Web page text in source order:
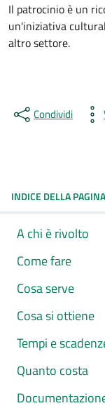
Il patrocinio è un
un'iniziativa
altro settore..
Condividi
INDICE DELLA PAGINA
A chi è rivolto
Come fare
Cosa serve
Cosa si ottiene
Tempi e
Quanto costa